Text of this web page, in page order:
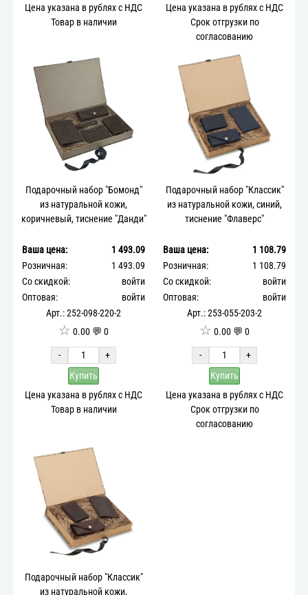
Цена указана в рублях с НДС
Товар в наличии
Цена указана в рублях с НДС
Срок отгрузки по
согласованию
Подарочный набор "Бомонд"
из натуральной кожи,
коричневый, тиснение "Данди"
Ваша цена:
1 493.09
Розничная:
1 493.09
Со скидкой:
войти
Оптовая:
войти
Арт.: 252-098-220-2
☆ 0.00 💬 0
-
+
Купить
Цена указана в рублях с НДС
Товар в наличии
Подарочный набор "Классик"
из натуральной кожи, синий,
тиснение "Флаверс"
Ваша цена:
1 108.79
Розничная:
1 108.79
Со скидкой:
войти
Оптовая:
войти
Арт.: 253-055-203-2
☆ 0.00 💬 0
-
+
Купить
Цена указана в рублях с НДС
Срок отгрузки по
согласованию
Подарочный набор "Классик"
из натуральной кожи,